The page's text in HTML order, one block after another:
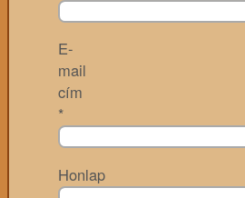
E-
mail
cím
*
Honlap